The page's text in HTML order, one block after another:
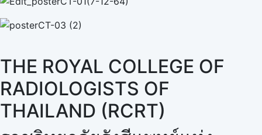
THE ROYAL COLLEGE OF
RADIOLOGISTS OF
THAILAND (RCRT)